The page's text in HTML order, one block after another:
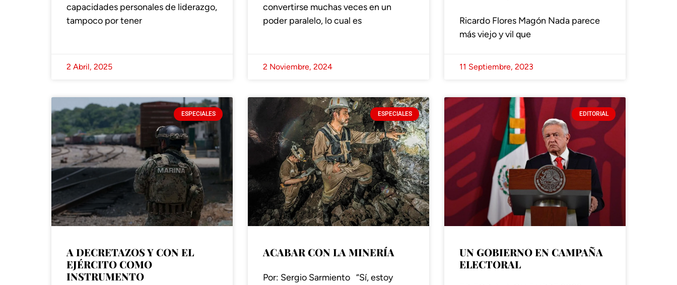
capacidades personales de liderazgo,
tampoco por tener
2 Abril, 2025
convertirse muchas veces en un
poder paralelo, lo cual es
2 Noviembre, 2024
Ricardo Flores Magón Nada parece
más viejo y vil que
11 Septiembre, 2023
ESPECIALES
A DECRETAZOS Y CON EL
EJÉRCITO COMO
INSTRUMENTO
ESPECIALES
ACABAR CON LA MINERÍA
Por: Sergio Sarmiento “Sí, estoy
EDITORIAL
UN GOBIERNO EN CAMPAÑA
ELECTORAL